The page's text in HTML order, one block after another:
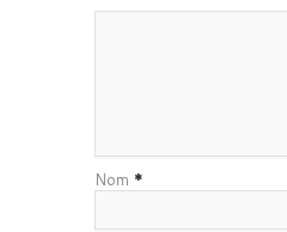
Nom *